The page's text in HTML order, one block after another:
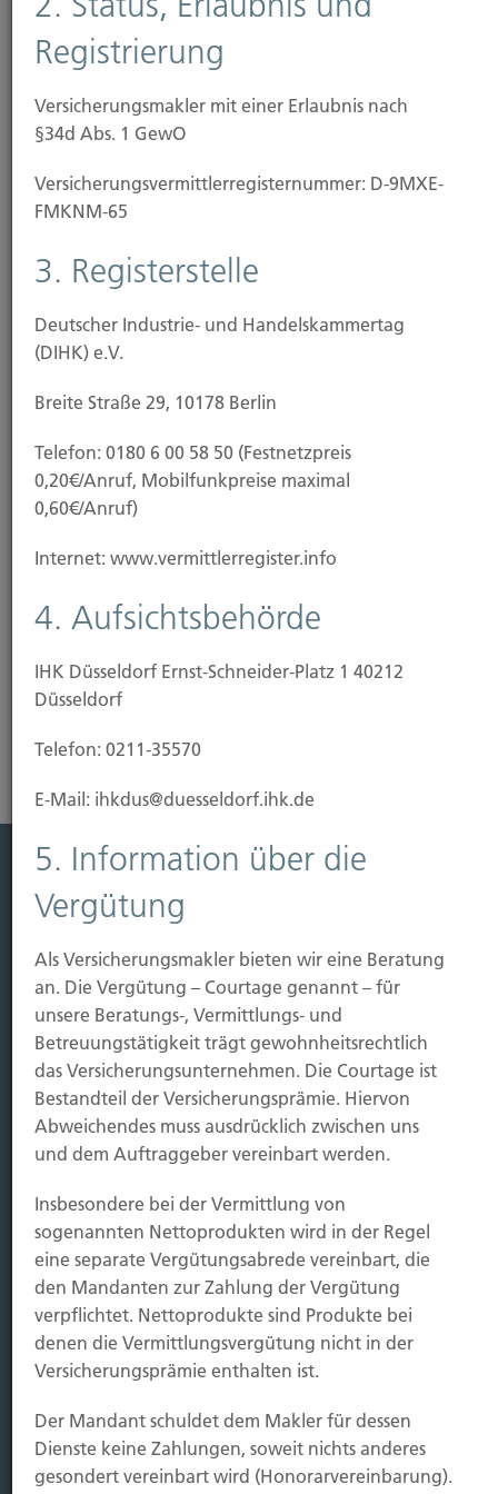
Rohrbruch sowie
Sturm und Hagel
Schäden durch Hochwasser oder Schneelast fallen
nicht unter den Schutz einer klassischen
Extremwetter durch den fortschreitenden
Klimawandel machen zusätzlichen
empfehlen wir den Abschluss einer
Diese zahlt bei Schäden durch
Überschwemmung, Überflutung, Rückstau
Erdsenkung oder Erdrutsch sowie
Schneedruck oder Lawinen
Unser Tipp: Wir beraten Sie, wie Sie Ihre Immobilie
vor Gefahren schützen können. Dafür haben wir
bedarfsgerechte und günstige Lösungen
vorbereitet.
Risikoanalyse Gebäudeversicherung
Leistung
Vorsorgen
Sichern
Immobilien Vers.
Kauf Grundstück
Baubeginn
Baufertigstellung/Hauskauf
Einzug/Vermietung
Schaden
Kontakt
Hubert Brück KG| Inhaber: Dipl. Ökonom Johannes
Brück | Kapellstraße 2 | 40479 Düsseldorf
Telefon:0211-490066 |Fax:0211-4911125 |E-Mail:
brueck@brueckkg.de
Kontaktformular
Registrierung
Versicherungsmakler mit einer Erlaubnis nach
§34d Abs. 1 GewO
Versicherungs­vermittler­registernummer: D-9MXE-
FMKNM-65
3. Registerstelle
Deutscher Industrie- und Handelskammertag
(DIHK) e.V.
Breite Straße 29, 10178 Berlin
Telefon: 0180 6 00 58 50 (Festnetzpreis
0,20€/Anruf, Mobilfunkpreise maximal
0,60€/Anruf)
Internet: www.vermittlerregister.info
4. Aufsichtsbehörde
IHK Düsseldorf Ernst-Schneider-Platz 1 40212
Düsseldorf
Telefon: 0211-35570
E-Mail: ihkdus@duesseldorf.ihk.de
5. Information über die
Vergütung
Als Versicherungsmakler bieten wir eine Beratung
an. Die Vergütung – Courtage genannt – für
unsere Beratungs-, Vermittlungs- und
Betreuungstätigkeit trägt gewohnheitsrechtlich
das Versicherungsunternehmen. Die Courtage ist
Bestandteil der Versicherungsprämie. Hiervon
Abweichendes muss ausdrücklich zwischen uns
und dem Auftraggeber vereinbart werden.
Insbesondere bei der Vermittlung von
sogenannten Nettoprodukten wird in der Regel
eine separate Vergütungsabrede vereinbart, die
den Mandanten zur Zahlung der Vergütung
verpflichtet. Nettoprodukte sind Produkte bei
denen die Vermittlungsvergütung nicht in der
Versicherungsprämie enthalten ist.
Der Mandant schuldet dem Makler für dessen
Dienste keine Zahlungen, soweit nichts anderes
gesondert vereinbart wird (Honorarvereinbarung).